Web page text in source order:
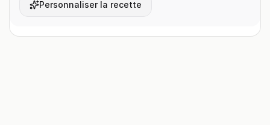
Personnaliser la recette